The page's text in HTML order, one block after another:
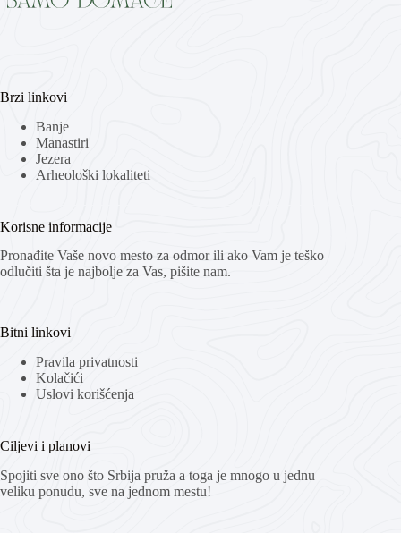
Brzi linkovi
Banje
Manastiri
Jezera
Arheološki lokaliteti
Korisne informacije
Pronađite Vaše novo mesto za odmor ili ako Vam je teško
odlučiti šta je najbolje za Vas, pišite nam.
Bitni linkovi
Pravila privatnosti
Kolačići
Uslovi korišćenja
Ciljevi i planovi
Spojiti sve ono što Srbija pruža a toga je mnogo u jednu
veliku ponudu, sve na jednom mestu!